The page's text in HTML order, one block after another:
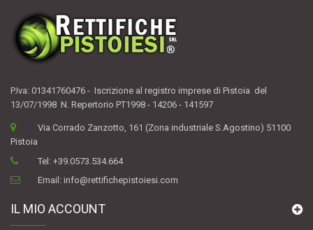
P.Iva: 01341760476 - Iscrizione al registro imprese di Pistoia del
13/07/1998 N. Repertorio PT1998 - 14206 - 141597
Via Corrado Zanzotto, 161 (Zona industriale S.Agostino) 51100
Pistoia
Tel:+39.0573.534.664
Email:info@rettifichepistoiesi.com
IL MIO ACCOUNT